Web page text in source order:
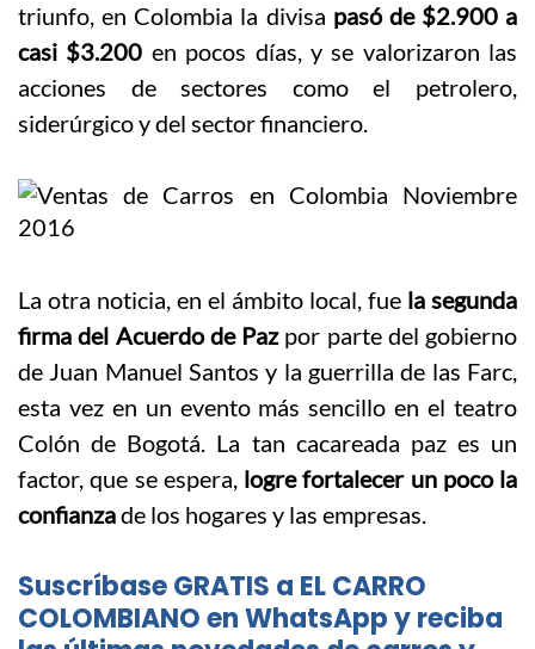
triunfo, en Colombia la divisa pasó de $2.900 a
casi $3.200 en pocos días, y se valorizaron las
acciones de sectores como el petrolero,
siderúrgico y del sector financiero.
La otra noticia, en el ámbito local, fue la segunda
firma del Acuerdo de Pazpor parte del gobierno
de Juan Manuel Santos y la guerrilla de las Farc,
esta vez en un evento más sencillo en el teatro
Colón de Bogotá. La tan cacareada paz es un
factor, que se espera, logre fortalecer un poco la
confianzade los hogares y las empresas.
Suscríbase GRATIS a EL CARRO
COLOMBIANO en WhatsApp y reciba